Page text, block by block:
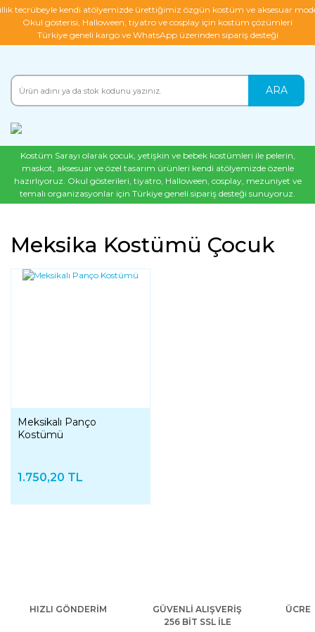
tecrübeyle kendi atölyemizde ürettiğimiz özgün kostüm ve aksesuar
Okul gösterisi, Halloween, tiyatro ve cosplay için kostüm çözümleri
Türkiye geneli kargo ve WhatsApp üzerinden sipariş desteği
ARA
Kostüm Sarayı olarak çocuk, yetişkin ve bebek kostümleri ile pelerin,
maskot, aksesuar ve özel tasarım ürünleri kendi atölyemizde özenle
hazırlıyoruz. Okul gösterileri, tiyatro, Halloween, cosplay, mezuniyet ve
temalı organizasyonlar için Türkiye geneli sipariş desteği sunuyoruz.
Meksika Kostümü Çocuk
Meksikalı Panço
Kostümü
1.750,20 TL
HIZLI GÖNDERİM
GÜVENLİ ALIŞVERİŞ
256 BİT SSL İLE